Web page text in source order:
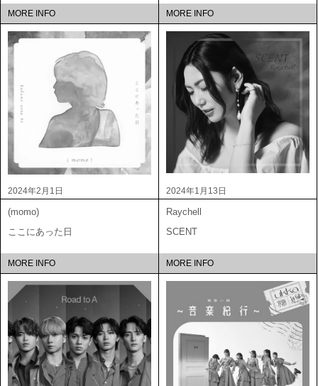
MORE INFO MORE INFO
2024年2月1日
(momo)
ここにあった日
MORE INFO
2024年1月13日
Raychell
SCENT
MORE INFO